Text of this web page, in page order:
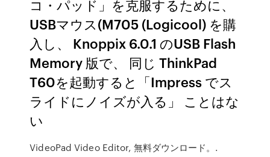
コ・パッド」を克服するために、
USBマウス(M705 (Logicool) を購
入し、 Knoppix 6.0.1 のUSB Flash
Memory 版で、 同じ ThinkPad
T60を起動すると「Impress でス
ライドにノイズが入る」 ことはな
い
VideoPad Video Editor, 無料ダウンロード。.